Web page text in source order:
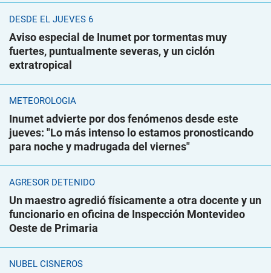
DESDE EL JUEVES 6
Aviso especial de Inumet por tormentas muy
fuertes, puntualmente severas, y un ciclón
extratropical
METEOROLOGÍA
Inumet advierte por dos fenómenos desde este
jueves: "Lo más intenso lo estamos pronosticando
para noche y madrugada del viernes"
AGRESOR DETENIDO
Un maestro agredió físicamente a otra docente y un
funcionario en oficina de Inspección Montevideo
Oeste de Primaria
NUBEL CISNEROS